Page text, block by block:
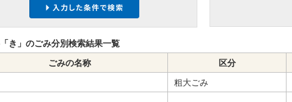
き 」のごみ分別検索結果一覧
ごみの名称
区分
粗大ごみ